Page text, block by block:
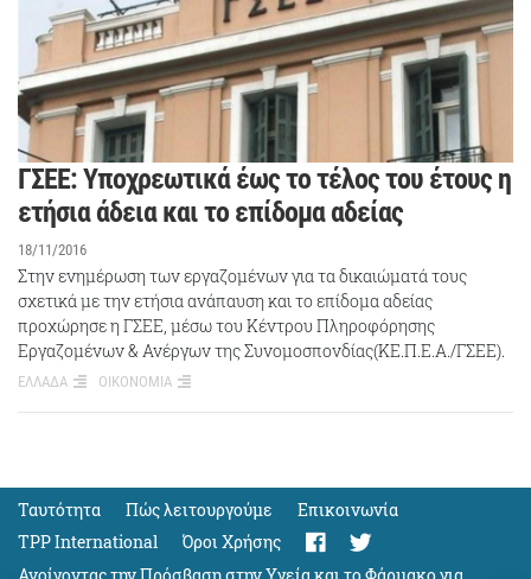
ΓΣΕΕ: Υποχρεωτικά έως το τέλος του έτους η
ετήσια άδεια και το επίδομα αδείας
18/11/2016
Στην ενημέρωση των εργαζομένων για τα δικαιώματά τους
σχετικά με την ετήσια ανάπαυση και το επίδομα αδείας
προχώρησε η ΓΣΕΕ, μέσω του Κέντρου Πληροφόρησης
Εργαζομένων & Ανέργων της Συνομοσπονδίας(ΚΕ.Π.Ε.Α./ΓΣΕΕ).
ΕΛΛΑΔΑ ΟΙΚΟΝΟΜΙΑ
Ταυτότητα Πώς λειτουργούμε
Eπικοινωνία
TPP International
Όροι Χρήσης